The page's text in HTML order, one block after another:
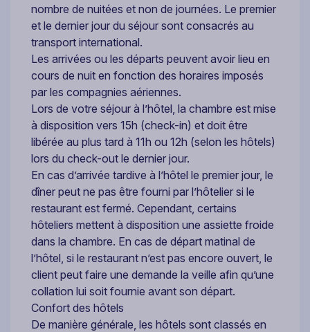
nombre de nuitées et non de journées. Le premier
et le dernier jour du séjour sont consacrés au
transport international.
Les arrivées ou les départs peuvent avoir lieu en
cours de nuit en fonction des horaires imposés
par les compagnies aériennes.
Lors de votre séjour à l’hôtel, la chambre est mise
à disposition vers 15h (check-in) et doit être
libérée au plus tard à 11h ou 12h (selon les hôtels)
lors du check-out le dernier jour.
En cas d’arrivée tardive à l’hôtel le premier jour, le
dîner peut ne pas être fourni par l’hôtelier si le
restaurant est fermé. Cependant, certains
hôteliers mettent à disposition une assiette froide
dans la chambre. En cas de départ matinal de
l’hôtel, si le restaurant n’est pas encore ouvert, le
client peut faire une demande la veille afin qu’une
collation lui soit fournie avant son départ.
Confort des hôtels
De manière générale, les hôtels sont classés en